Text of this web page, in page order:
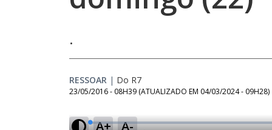
.
RESSOAR | Do R7
23/05/2016 - 08H39 (ATUALIZADO EM 04/03/2024 - 09H28)
A+ A-
L